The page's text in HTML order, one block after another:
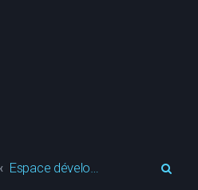
Espace développeurs